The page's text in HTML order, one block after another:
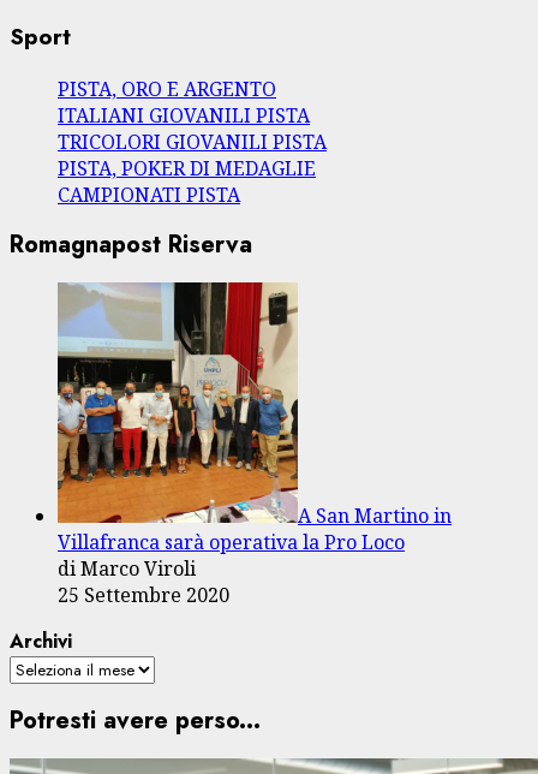
Sport
PISTA, ORO E ARGENTO
ITALIANI GIOVANILI PISTA
TRICOLORI GIOVANILI PISTA
PISTA, POKER DI MEDAGLIE
CAMPIONATI PISTA
Romagnapost Riserva
A San Martino in
Villafranca sarà operativa la Pro Loco
di Marco Viroli
25 Settembre 2020
Archivi
Potresti avere perso...